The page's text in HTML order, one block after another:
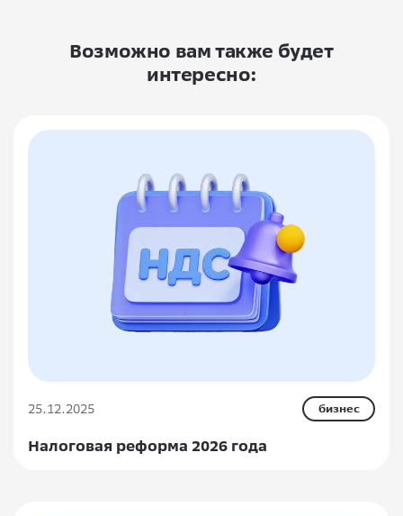
Возможно вам также будет
интересно:
25.12.2025 бизнес
Налоговая реформа 2026 года